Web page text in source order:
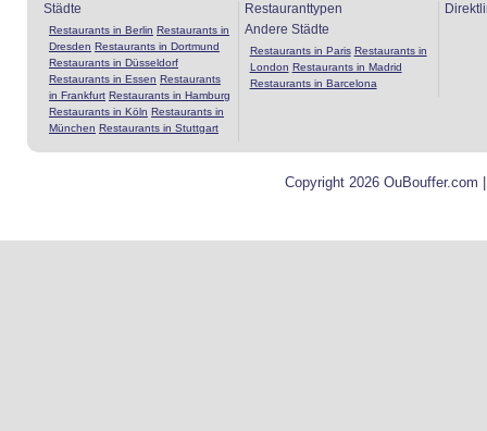
Städte
Restaurants in Berlin Restaurants in
Dresden Restaurants in Dortmund
Restaurants in Düsseldorf
Restaurants in Essen Restaurants
in Frankfurt Restaurants in Hamburg
Restaurants in Köln Restaurants in
München Restaurants in Stuttgart
Restauranttypen
Andere Städte
Restaurants in Paris Restaurants in
London Restaurants in Madrid
Restaurants in Barcelona
Copyright 2026 OuBouffer.com